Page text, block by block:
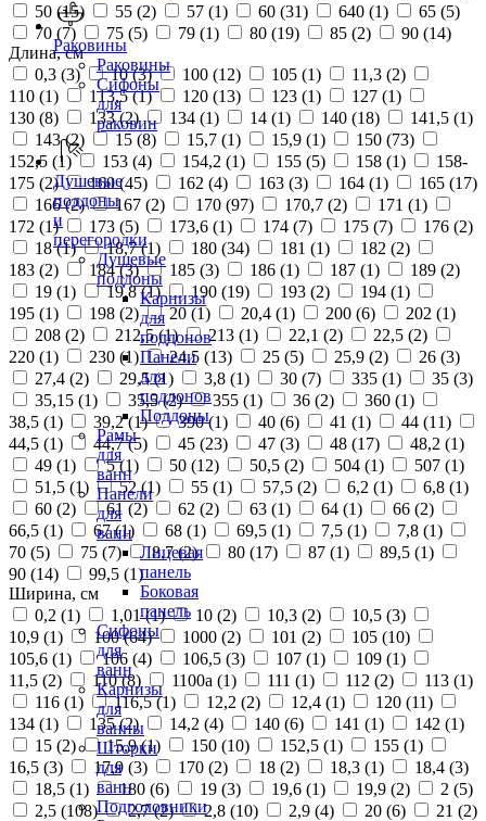
Раковины
Раковины
Сифоны
для
раковин
Душевые
поддоны
и
перегородки
Душевые
поддоны
Карнизы
для
поддонов
Панели
для
поддонов
Поддоны
Рамы
для
ванн
Панели
для
ванн
Лицевая
панель
Боковая
панель
Сифоны
для
ванн
Карнизы
для
ванны
Шторки
для
ванн
Подголовники
50 (15) 55 (2) 57 (1) 60 (31) 640 (1) 65 (5)
70 (7) 75 (5) 79 (1) 80 (19) 85 (2) 90 (14)
Длина, см
0,3 (3) 10 (3) 100 (12) 105 (1) 11,3 (2)
110 (1) 113,5 (1) 120 (13) 123 (1) 127 (1)
130 (8) 133 (2) 134 (1) 14 (1) 140 (18) 141,5 (1)
143 (2) 15 (8) 15,7 (1) 15,9 (1) 150 (73)
152,5 (1) 153 (4) 154,2 (1) 155 (5) 158 (1)
158-
175 (2) 160 (45) 162 (4) 163 (3) 164 (1) 165 (17)
166 (2) 167 (2) 170 (97) 170,7 (2) 171 (1)
172 (1) 173 (5) 173,6 (1) 174 (7) 175 (7) 176 (2)
18 (1) 18,7 (1) 180 (34) 181 (1) 182 (2)
183 (2) 184 (3) 185 (3) 186 (1) 187 (1) 189 (2)
19 (1) 19,8 (1) 190 (19) 193 (2) 194 (1)
195 (1) 198 (2) 20 (1) 20,4 (1) 200 (6) 202 (1)
208 (2) 212,5 (1) 213 (1) 22,1 (2) 22,5 (2)
220 (1) 230 (1) 24,5 (13) 25 (5) 25,9 (2) 26 (3)
27,4 (2) 29,5 (1) 3,8 (1) 30 (7) 335 (1) 35 (3)
35,15 (1) 35,5 (2) 355 (1) 36 (2) 360 (1)
38,5 (1) 39,2 (1) 390 (1) 40 (6) 41 (1) 44 (11)
44,5 (1) 44,7 (5) 45 (23) 47 (3) 48 (17) 48,2 (1)
49 (1) 5 (1) 50 (12) 50,5 (2) 504 (1) 507 (1)
51,5 (1) 52 (1) 55 (1) 57,5 (2) 6,2 (1) 6,8 (1)
60 (2) 61 (2) 62 (2) 63 (1) 64 (1) 66 (2)
66,5 (1) 67 (1) 68 (1) 69,5 (1) 7,5 (1) 7,8 (1)
70 (5) 75 (7) 8,7 (2) 80 (17) 87 (1) 89,5 (1)
90 (14) 99,5 (1)
Ширина, см
0,2 (1) 1,01 (1) 10 (2) 10,3 (2) 10,5 (3)
10,9 (1) 100 (64) 1000 (2) 101 (2) 105 (10)
105,6 (1) 106 (4) 106,5 (3) 107 (1) 109 (1)
11,5 (2) 110 (8) 1100а (1) 111 (1) 112 (2) 113 (1)
116 (1) 116,5 (1) 12,2 (2) 12,4 (1) 120 (11)
134 (1) 135 (2) 14,2 (4) 140 (6) 141 (1) 142 (1)
15 (2) 15,9 (1) 150 (10) 152,5 (1) 155 (1)
16,5 (3) 17,9 (3) 170 (2) 18 (2) 18,3 (1) 18,4 (3)
18,5 (1) 180 (6) 19 (3) 19,6 (1) 19,9 (2) 2 (5)
2,5 (108) 2,7 (2) 2,8 (10) 2,9 (4) 20 (6) 21 (2)